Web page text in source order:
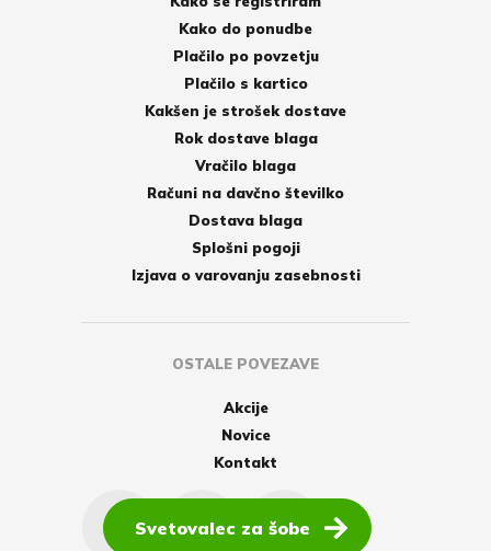
Kako do ponudbe
Plačilo po povzetju
Plačilo s kartico
Kakšen je strošek dostave
Rok dostave blaga
Vračilo blaga
Računi na davčno številko
Dostava blaga
Splošni pogoji
Izjava o varovanju zasebnosti
OSTALE POVEZAVE
Akcije
Novice
Kontakt
Svetovalec za šobe